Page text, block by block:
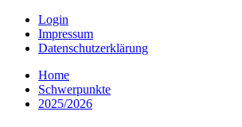
Login
Impressum
Datenschutzerklärung
Home
Schwerpunkte
2025/2026